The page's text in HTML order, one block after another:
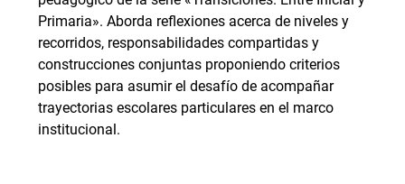
Primaria». Aborda reflexiones acerca de niveles y
recorridos, responsabilidades compartidas y
construcciones conjuntas proponiendo criterios
posibles para asumir el desafío de acompañar
trayectorias escolares particulares en el marco
institucional.